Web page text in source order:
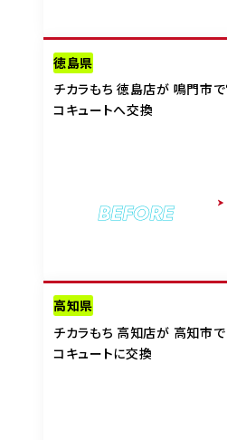
徳島県
チカラもち 徳島店が 鳴門市
コキュートへ交換
BEFORE
高知県
チカラもち 高知店が 高知市
コキュートに交換